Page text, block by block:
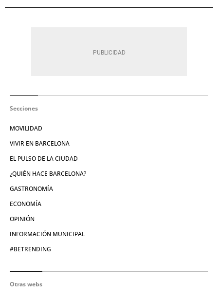
Secciones
MOVILIDAD
VIVIR EN BARCELONA
EL PULSO DE LA CIUDAD
¿QUIÉN HACE BARCELONA?
GASTRONOMÍA
ECONOMÍA
OPINIÓN
INFORMACIÓN MUNICIPAL
#BETRENDING
Otras webs